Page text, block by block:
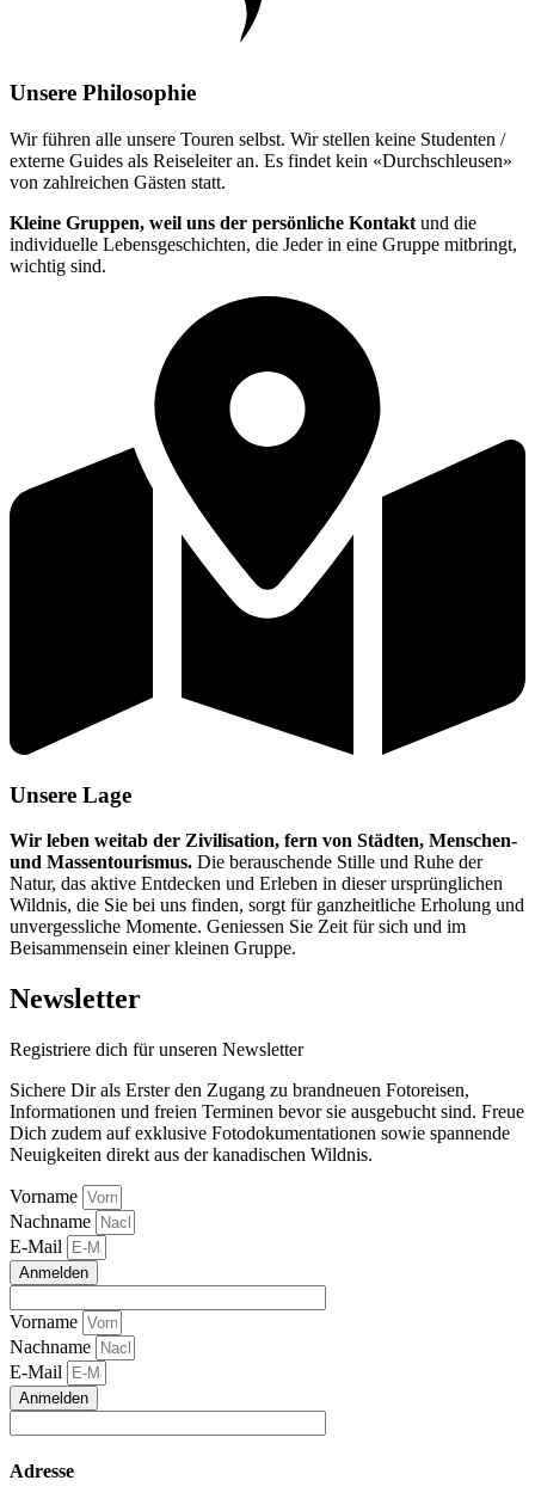
Unsere Philosophie
Wir führen alle unsere Touren selbst. Wir stellen keine Studenten /
externe Guides als Reiseleiter an. Es findet kein «Durchschleusen»
von zahlreichen Gästen statt.
Kleine Gruppen, weil uns der persönliche Kontakt und die
individuelle Lebensgeschichten, die Jeder in eine Gruppe mitbringt,
wichtig sind.
Unsere Lage
Wir leben weitab der Zivilisation, fern von Städten, Menschen-
und Massentourismus. Die berauschende Stille und Ruhe der
Natur, das aktive Entdecken und Erleben in dieser ursprünglichen
Wildnis, die Sie bei uns finden, sorgt für ganzheitliche Erholung und
unvergessliche Momente. Geniessen Sie Zeit für sich und im
Beisammensein einer kleinen Gruppe.
Newsletter
Registriere dich für unseren Newsletter
Sichere Dir als Erster den Zugang zu brandneuen Fotoreisen,
Informationen und freien Terminen bevor sie ausgebucht sind. Freue
Dich zudem auf exklusive Fotodokumentationen sowie spannende
Neuigkeiten direkt aus der kanadischen Wildnis.
Vorname
Nachname
E-Mail
Anmelden
Vorname
Nachname
E-Mail
Anmelden
Adresse